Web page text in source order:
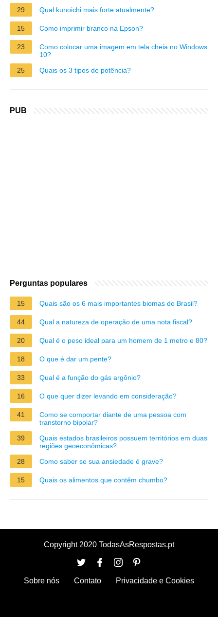
29
Qual kunoichi mais forte atualmente?
15 Como imprimir branco na Epson?
23
Como colocar uma imagem em tela cheia no Windows
10?
25
Quais os 3 tipos de potência?
PUB
Perguntas populares
15 Quais são os 6 mais importantes biomas do Brasil?
44 Qual a natureza de operação de uma nota fiscal?
20 Qual é o peso ideal para um homem de 1 metro e 80?
18 O que é dar um pente?
33 Qual é a função do gás argônio?
16 O que quer dizer levando em consideração?
41
Como se comportar diante de uma pessoa com
transtorno bipolar?
39
Quais estados brasileiros possuem territórios em duas
regiões geoeconômicas?
28
Como saber se sua ansiedade é grave?
15 Quais os alimentos que contêm chumbo?
Copyright 2020 TodasAsRespostas.pt
Sobre nós Contato Privacidade e Cookies